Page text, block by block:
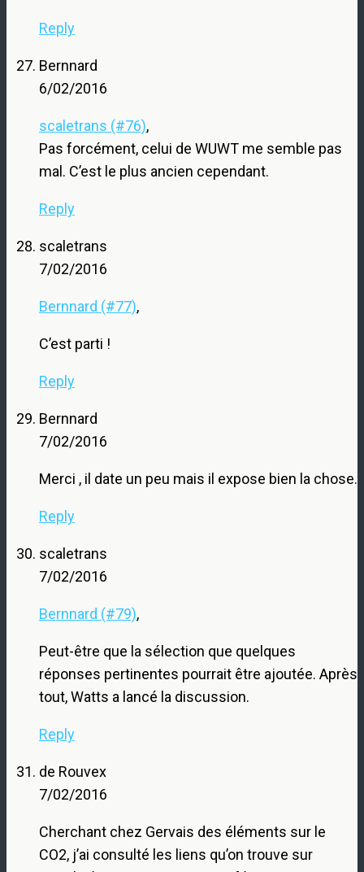
Reply
Bernnard
6/02/2016
scaletrans (#76),
Pas forcément, celui de WUWT me semble pas
mal. C’est le plus ancien cependant.
Reply
scaletrans
7/02/2016
Bernnard (#77),
C’est parti !
Reply
Bernnard
7/02/2016
Merci , il date un peu mais il expose bien la chose.
Reply
scaletrans
7/02/2016
Bernnard (#79),
Peut-être que la sélection que quelques
réponses pertinentes pourrait être ajoutée. Après
tout, Watts a lancé la discussion.
Reply
de Rouvex
7/02/2016
Cherchant chez Gervais des éléments sur le
CO2, j’ai consulté les liens qu’on trouve sur